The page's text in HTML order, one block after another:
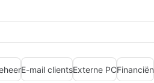
E-mail clientsExterne PCFinanciën